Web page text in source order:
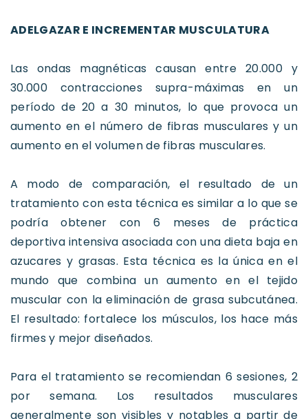
ADELGAZAR E INCREMENTAR MUSCULATURA
Las ondas magnéticas causan entre 20.000 y
30.000 contracciones supra-máximas en un
período de 20 a 30 minutos, lo que provoca un
aumento en el número de fibras musculares y un
aumento en el volumen de fibras musculares.
A modo de comparación, el resultado de un
tratamiento con esta técnica es similar a lo que se
podría obtener con 6 meses de práctica
deportiva intensiva asociada con una dieta baja en
azucares y grasas. Esta técnica es la única en el
mundo que combina un aumento en el tejido
muscular con la eliminación de grasa subcutánea.
El resultado: fortalece los músculos, los hace más
firmes y mejor diseñados.
Para el tratamiento se recomiendan 6 sesiones, 2
por semana. Los resultados musculares
generalmente son visibles y notables a partir de